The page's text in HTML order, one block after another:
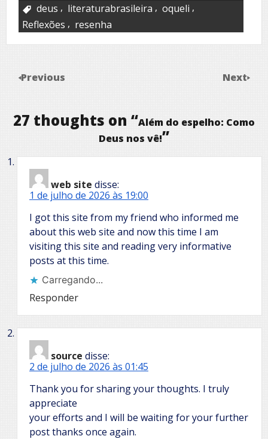
deus , literaturabrasileira , oqueli ,
Reflexões , resenha
Previous Next
27 thoughts on “Além do espelho: Como
Deus nos vê!”
web site disse:
1 de julho de 2026 às 19:00
I got this site from my friend who informed me
about this web site and now this time I am
visiting this site and reading very informative
posts at this time.
Carregando...
Responder
source disse:
2 de julho de 2026 às 01:45
Thank you for sharing your thoughts. I truly
appreciate
your efforts and I will be waiting for your further
post thanks once again.